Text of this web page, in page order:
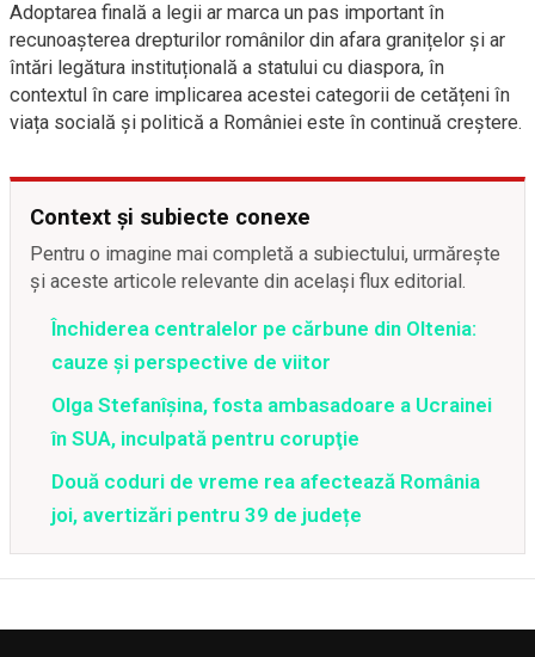
Adoptarea finală a legii ar marca un pas important în
recunoașterea drepturilor românilor din afara granițelor și ar
întări legătura instituțională a statului cu diaspora, în
contextul în care implicarea acestei categorii de cetățeni în
viața socială și politică a României este în continuă creștere.
Context și subiecte conexe
Pentru o imagine mai completă a subiectului, urmărește
și aceste articole relevante din același flux editorial.
Închiderea centralelor pe cărbune din Oltenia:
cauze și perspective de viitor
Olga Stefanîşina, fosta ambasadoare a Ucrainei
în SUA, inculpată pentru corupţie
Două coduri de vreme rea afectează România
joi, avertizări pentru 39 de județe